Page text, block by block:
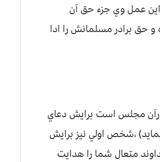
اين عمل وي جزء حق آن
حق برادر مسلمانش را ادا
درآن مجلس است برايش دعاي
،شخص اولي نيز برايش
متعال شما را هدايت